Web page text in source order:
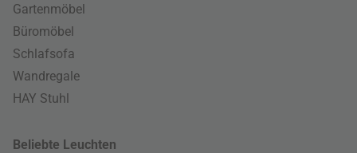
Gartenmöbel
Büromöbel
Schlafsofa
Wandregale
HAY Stuhl
Beliebte Leuchten